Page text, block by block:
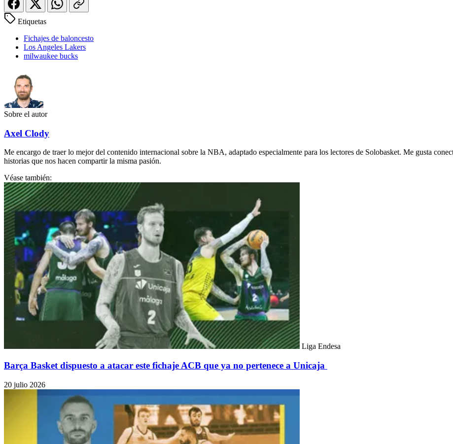
Etiquetas
Fichajes de baloncesto
Los Angeles Lakers
milwaukee bucks
Sobre el autor
Axel Clody
Me encargo de traer lo mejor del contenido internacional sobre la NBA, adaptado especialmente para los lectores de Solobasket. Me gusta
historias que nos hacen compartir la misma pasión.
Véase también:
Liga Endesa
Barça Basket dispuesto a atacar este fichaje ACB que ya no pertenece a Unicaja
20 julio 2026